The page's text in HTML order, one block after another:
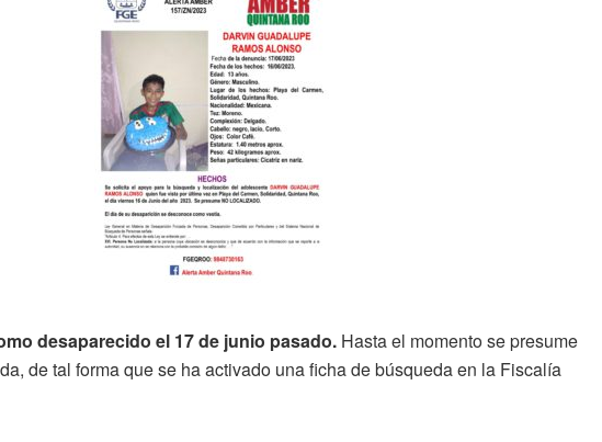
desaparecido el 17 de junio pasado. Hasta el momento se presume
de tal forma que se ha activado una ficha de búsqueda en la Fiscalía